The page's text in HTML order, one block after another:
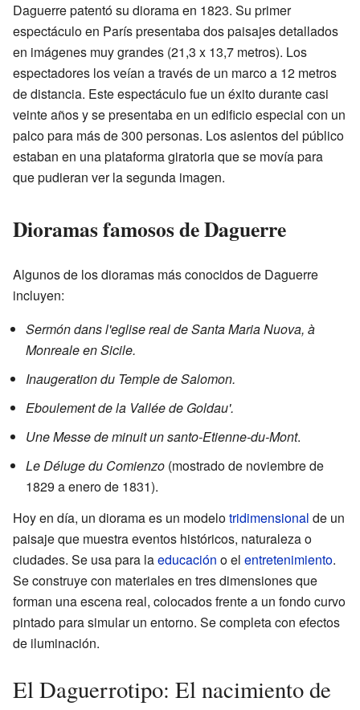
Daguerre patentó su diorama en 1823. Su primer
espectáculo en París presentaba dos paisajes detallados
en imágenes muy grandes (21,3 x 13,7 metros). Los
espectadores los veían a través de un marco a 12 metros
de distancia. Este espectáculo fue un éxito durante casi
veinte años y se presentaba en un edificio especial con un
palco para más de 300 personas. Los asientos del público
estaban en una plataforma giratoria que se movía para
que pudieran ver la segunda imagen.
Dioramas famosos de Daguerre
Algunos de los dioramas más conocidos de Daguerre
incluyen:
Sermón dans l'eglise real de Santa Maria Nuova, à
Monreale en Sicile.
Inaugeration du Temple de Salomon.
Eboulement de la Vallée de Goldau'.
Une Messe de minuit un santo-Etienne-du-Mont.
Le Déluge du Comienzo (mostrado de noviembre de
1829 a enero de 1831).
Hoy en día, un diorama es un modelotridimensional de un
paisaje que muestra eventos históricos, naturaleza o
ciudades. Se usa para laeducación o el entretenimiento.
Se construye con materiales en tres dimensiones que
forman una escena real, colocados frente a un fondo curvo
pintado para simular un entorno. Se completa con efectos
de iluminación.
El Daguerrotipo: El nacimiento de